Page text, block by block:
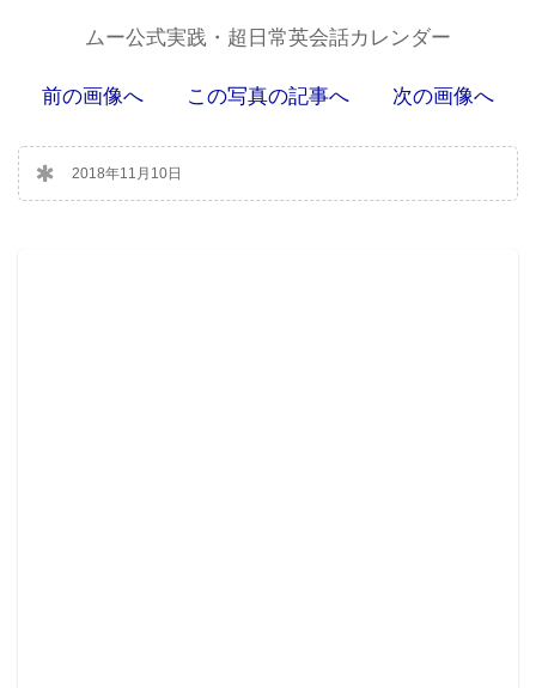
ムー公式実践・超日常英会話カレンダー
前の画像へ この写真の記事へ 次の画像へ
2018年11月10日